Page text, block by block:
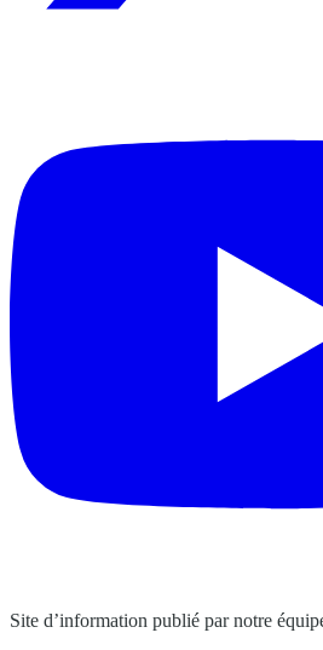
Site d’information publié par notre